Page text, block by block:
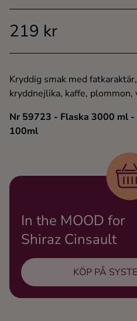
Tequila
Whisky
Ingredienser
219 kr
Kryddig smak med
kryddnejlika, kaffe, plommon,
Nr 59723 - Flaska 3000 ml -
100ml
In the MOOD for
Shiraz Cinsault
KÖP PÅ